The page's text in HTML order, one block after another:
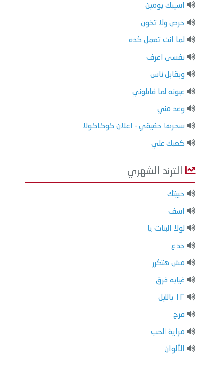
اسيبك يومين
حرص ولا تخون
لما انت تعمل كده
نفسي اعرف
وبقابل ناس
عيونه لما قابلوني
وعد مني
سحرها حقيقي - اعلان كوكاكولا
كعبك علي
الترند الشهري
حبيتك
اسف
لولا البنات يا
جدع
مش هتكرر
غيابه فرق
١٢ بالليل
فرح
مراية الحب
الألوان